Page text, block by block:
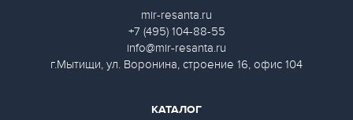
КАТАЛОГ
mir-resanta.ru
+7 (495) 104-88-55
info@mir-resanta.ru
г.Мытищи, ул. Воронина, строение 16, офис 104